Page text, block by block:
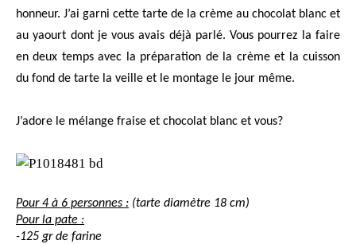
honneur. J’ai garni cette tarte de la crème au chocolat blanc et
au yaourt dont je vous avais déjà parlé. Vous pourrez la faire
en deux temps avec la préparation de la crème et la cuisson
du fond de tarte la veille et le montage le jour même.
J’adore le mélange fraise et chocolat blanc et vous?
Pour 4 à 6 personnes : (tarte diamètre 18 cm)
Pour la pate :
-125 gr de farine